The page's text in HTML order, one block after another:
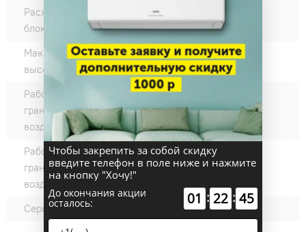
Расход воздуха наружного
блока,, м³/час:
Максимальный перепад
высот:
10
Рабочие температурные
границы наружного
воздуха (охлаждение) °C:
+18-+43
Рабочие температурные
границы наружного
воздуха (нагрев) °C:
-15-+24
Серии: DAIJIN
Чтобы закрепить за собой скидку
введите телефон в поле ниже и нажмите
на кнопку "Хочу!"
До окончания акции
осталось: 01 : 22 : 44